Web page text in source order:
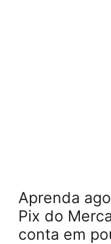
Aprenda
Pix do
conta em